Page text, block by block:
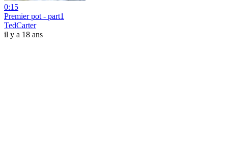
0:15
Premier pot - part1
TedCarter
il y a 18 ans